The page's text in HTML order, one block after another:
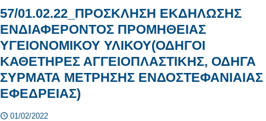
57/01.02.22_ΠΡΟΣΚΛΗΣΗ ΕΚΔΗΛΩΣΗΣ
ΕΝΔΙΑΦΕΡΟΝΤΟΣ ΠΡΟΜΗΘΕΙΑΣ
ΥΓΕΙΟΝΟΜΙΚΟΥ ΥΛΙΚΟΥ(ΟΔΗΓΟΙ
ΚΑΘΕΤΗΡΕΣ ΑΓΓΕΙΟΠΛΑΣΤΙΚΗΣ, ΟΔΗΓΑ
ΣΥΡΜΑΤΑ ΜΕΤΡΗΣΗΣ ΕΝΔΟΣΤΕΦΑΝΙΑΙΑΣ
ΕΦΕΔΡΕΙΑΣ)
01/02/2022